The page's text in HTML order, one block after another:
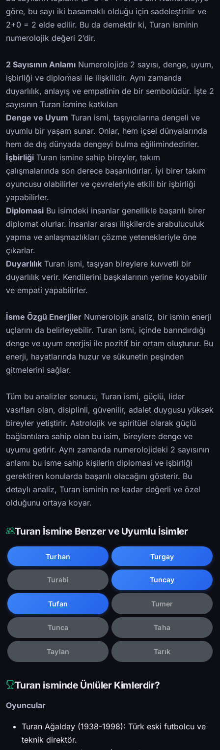
göre, bu sayı iki basamaklı olduğu için sadeleştirilir ve
2+0 = 2 elde edilir. Bu da demektir ki, Turan isminin
numerolojik değeri 2’dir.
2 Sayısının Anlamı Numerolojide 2 sayısı, denge, uyum,
işbirliği ve diplomasi ile ilişkilidir. Aynı zamanda
duyarlılık, anlayış ve empatinin de bir sembolüdür. İşte 2
sayısının Turan ismine katkıları
Denge ve Uyum Turan ismi, taşıyıcılarına dengeli ve
uyumlu bir yaşam sunar. Onlar, hem içsel dünyalarında
hem de dış dünyada dengeyi bulma eğilimindedirler.
İşbirliği Turan ismine sahip bireyler, takım
çalışmalarında son derece başarılıdırlar. İyi birer takım
oyuncusu olabilirler ve çevreleriyle etkili bir işbirliği
yapabilirler.
Diplomasi Bu isimdeki insanlar genellikle başarılı birer
diplomat olurlar. İnsanlar arası ilişkilerde arabuluculuk
yapma ve anlaşmazlıkları çözme yetenekleriyle öne
çıkarlar.
Duyarlılık Turan ismi, taşıyan bireylere kuvvetli bir
duyarlılık verir. Kendilerini başkalarının yerine koyabilir
ve empati yapabilirler.
İsme Özgü Enerjiler Numerolojik analiz, bir ismin enerji
uçlarını da belirleyebilir. Turan ismi, içinde barındırdığı
denge ve uyum enerjisi ile pozitif bir ortam oluşturur. Bu
enerji, hayatlarında huzur ve sükunetin peşinden
gitmelerini sağlar.
Tüm bu analizler sonucu, Turan ismi, güçlü, lider
vasıfları olan, disiplinli, güvenilir, adalet duygusu yüksek
bireyler yetiştirir. Astrolojik ve spiritüel olarak güçlü
bağlantılara sahip olan bu isim, bireylere denge ve
uyumu getirir. Aynı zamanda numerolojideki 2 sayısının
anlamı bu isme sahip kişilerin diplomasi ve işbirliği
gerektiren konularda başarılı olacağını gösterir. Bu
detaylı analiz, Turan isminin ne kadar değerli ve özel
olduğunu ortaya koyar.
Turan İsmine Benzer ve Uyumlu İsimler
Turhan Turgay
Turabi Tuncay
Tufan Tumer
Tunca Taha
Taylan Tarık
Turan isminde Ünlüler Kimlerdir?
Oyuncular
Turan Ağalday (1938-1998): Türk eski futbolcu ve
teknik direktör.